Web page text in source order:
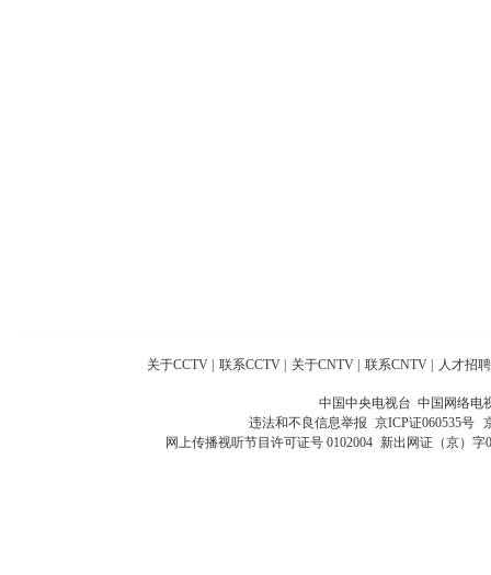
关于CCTV 联系CCTV 关于CNTV 联系CNTV 人才招聘
中国中央电视台 中国网络电
违法和不良信息举报 京ICP证060535号
网上传播视听节目许可证号 0102004 新出网证（京）